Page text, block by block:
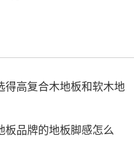
得高复合木地板和软木地
板品牌的地板脚感怎么